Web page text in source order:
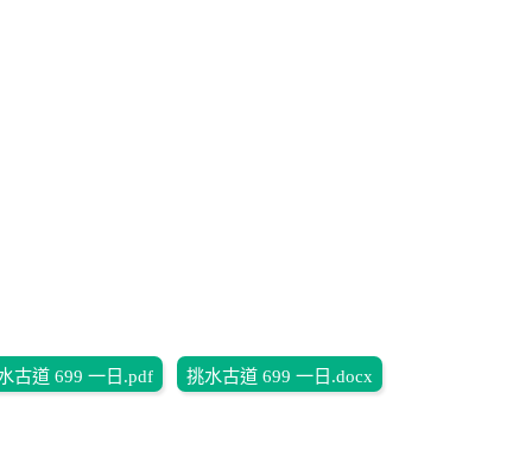
古道 699 一日.pdf 挑水古道 699 一日.docx